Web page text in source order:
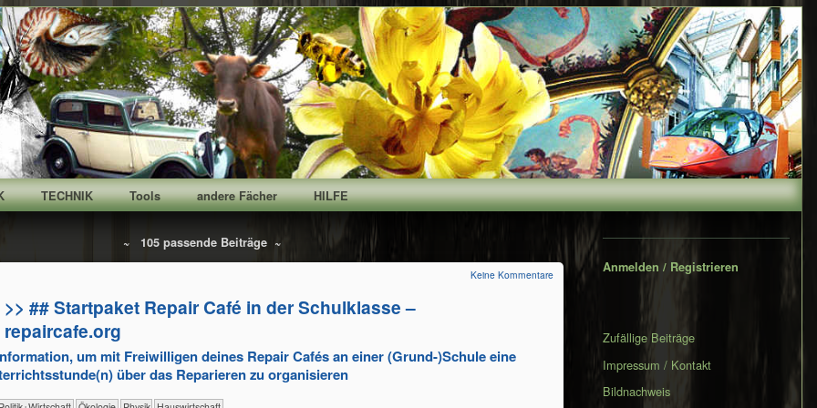
TECHNIK Tools andere Fächer HILFE
~ 105 passende Beiträge ~
>> ## Startpaket Repair Café in der Schulklasse –
repaircafe.org
um mit Freiwilligen deines Repair Cafés an einer (Grund-)Schule eine
über das Reparieren zu organisieren
Keine Kommentare
Secondary
Sidebar
Anmelden / Registrieren
Zufällige Beiträge
Impressum / Kontakt
Bildnachweis